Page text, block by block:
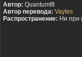
Автор: Quantumf8
Автор перевода: Vaytes
Распространение: Ни при